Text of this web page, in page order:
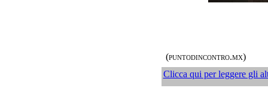
(puntodincontro.mx)
Clicca qui per leggere gli